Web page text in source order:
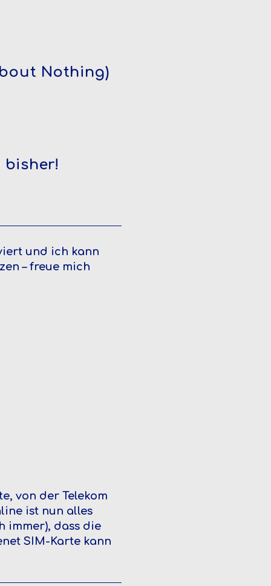
Nothing)
bisher!
und ich kann
– freue mich
von der Telekom
ist nun alles
immer), dass die
SIM-Karte kann